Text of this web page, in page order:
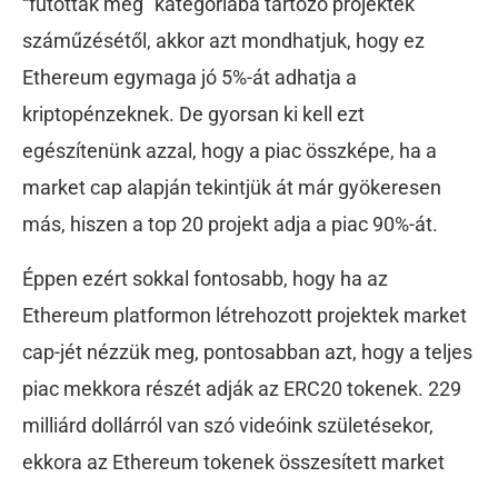
száműzésétől, akkor azt mondhatjuk, hogy ez
Ethereum egymaga jó 5%-át adhatja a
kriptopénzeknek. De gyorsan ki kell ezt
egészítenünk azzal, hogy a piac összképe, ha a
market cap alapján tekintjük át már gyökeresen
más, hiszen a top 20 projekt adja a piac 90%-át.
Éppen ezért sokkal fontosabb, hogy ha az
Ethereum platformon létrehozott projektek market
cap-jét nézzük meg, pontosabban azt, hogy a teljes
piac mekkora részét adják az ERC20 tokenek. 229
milliárd dollárról van szó videóink születésekor,
ekkora az Ethereum tokenek összesített market